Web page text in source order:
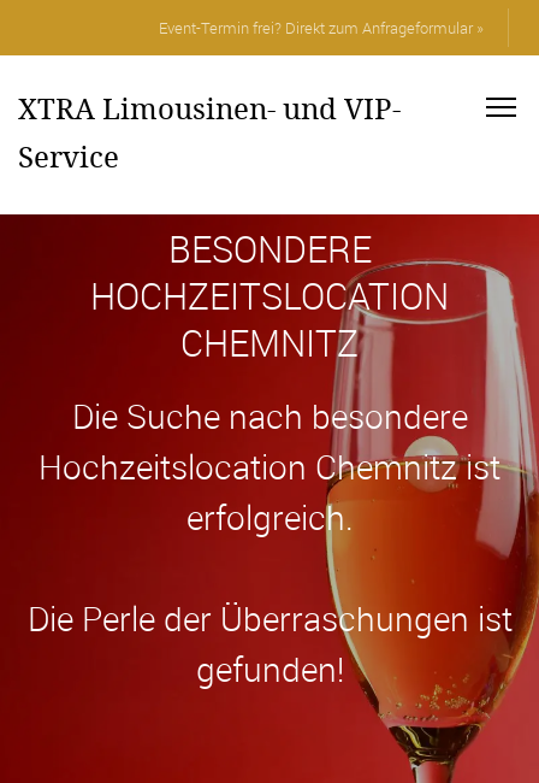
Event-Termin frei? Direkt zum Anfrageformular »
XTRA Limousinen- und VIP-
Service
BESONDERE
HOCHZEITSLOCATION
CHEMNITZ
Die Suche nach besondere
Hochzeitslocation Chemnitz ist
erfolgreich.
Die Perle der Überraschungen ist
gefunden!